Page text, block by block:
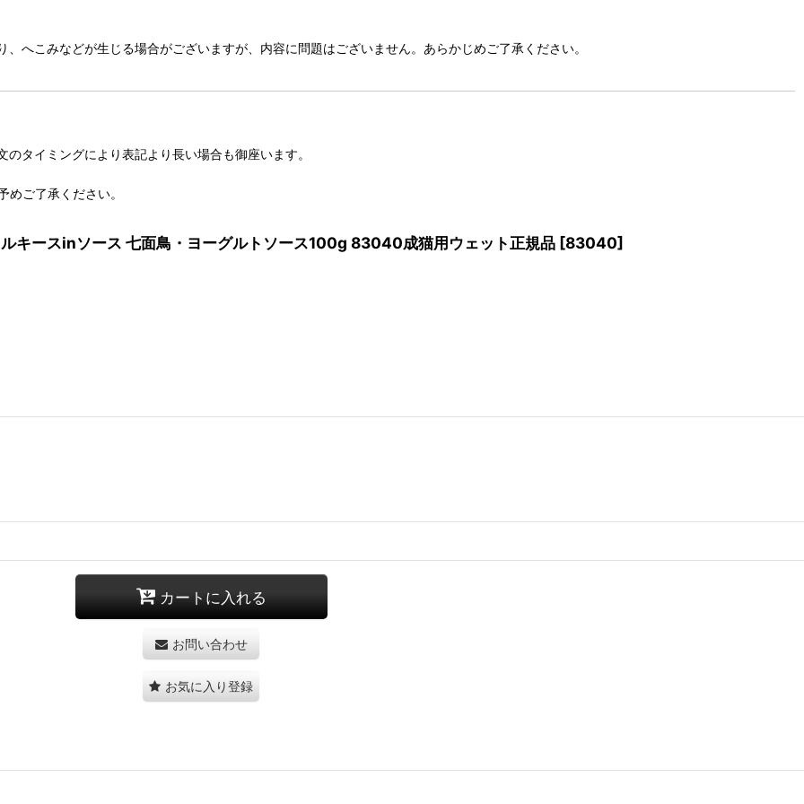
へこみなどが生じる場合がございますが、内容に問題はございません。あらかじめご了承ください。
タイミングにより表記より長い場合も御座います。
ご了承ください。
キースinソース 七面鳥・ヨーグルトソース100g 83040成猫用ウェット正規品 [83040]
カートに入れる
お問い合わせ
お気に入り登録